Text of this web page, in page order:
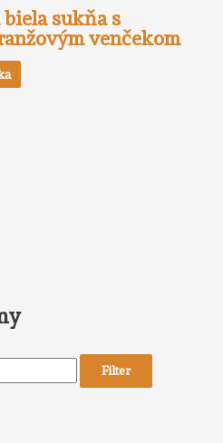
Filter
sukňa s
venčekom